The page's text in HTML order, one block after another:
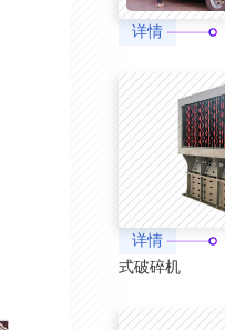
详情
详情
式破碎机